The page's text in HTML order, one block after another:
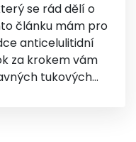
se rád dělí o
článku mám pro
anticelulitidní
za krokem vám
tukových